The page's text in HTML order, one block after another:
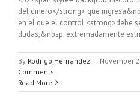
del dinero</strong> que
en el que el control <strong>debe
dudas,&nbsp; extremadamente
By Rodrigo Hernández | November
Comments
Read More